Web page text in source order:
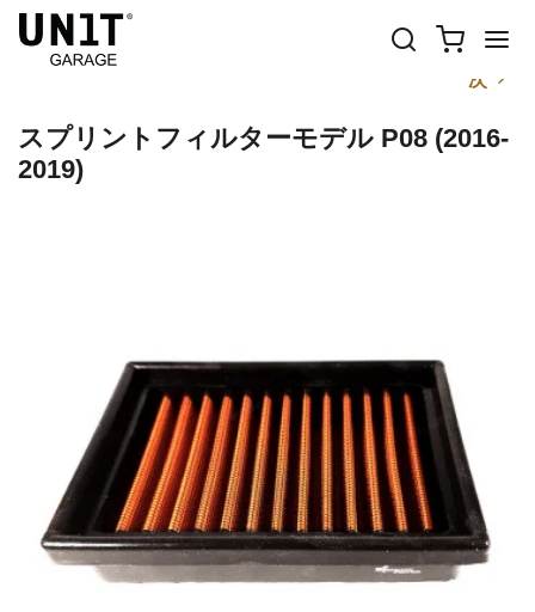
前
次
スプリントフィルターモデル P08 (2016-
2019)